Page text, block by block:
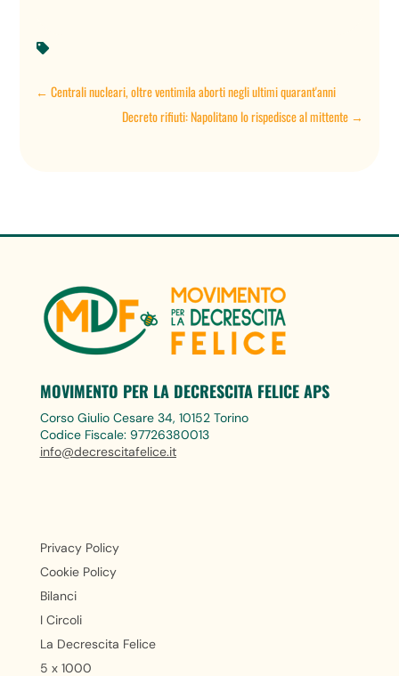

←Centrali nucleari, oltre ventimila aborti negli ultimi quarant'anni
Decreto rifiuti: Napolitano lo rispedisce al mittente→
MOVIMENTO PER LA DECRESCITA FELICE APS
Corso Giulio Cesare 34, 10152 Torino
Codice Fiscale: 97726380013
info@decrescitafelice.it
Privacy Policy
Cookie Policy
Bilanci
I Circoli
La Decrescita Felice
5 x 1000